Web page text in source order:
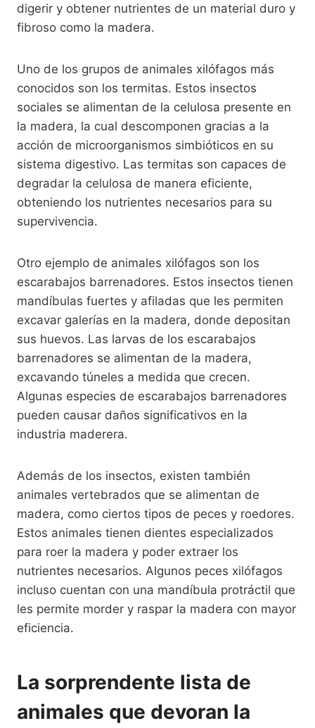
digerir y obtener nutrientes de un material duro y
fibroso como la madera.
Uno de los grupos de animales xilófagos más
conocidos son los termitas. Estos insectos
sociales se alimentan de la celulosa presente en
la madera, la cual descomponen gracias a la
acción de microorganismos simbióticos en su
sistema digestivo. Las termitas son capaces de
degradar la celulosa de manera eficiente,
obteniendo los nutrientes necesarios para su
supervivencia.
Otro ejemplo de animales xilófagos son los
escarabajos barrenadores. Estos insectos tienen
mandíbulas fuertes y afiladas que les permiten
excavar galerías en la madera, donde depositan
sus huevos. Las larvas de los escarabajos
barrenadores se alimentan de la madera,
excavando túneles a medida que crecen.
Algunas especies de escarabajos barrenadores
pueden causar daños significativos en la
industria maderera.
Además de los insectos, existen también
animales vertebrados que se alimentan de
madera, como ciertos tipos de peces y roedores.
Estos animales tienen dientes especializados
para roer la madera y poder extraer los
nutrientes necesarios. Algunos peces xilófagos
incluso cuentan con una mandíbula protráctil que
les permite morder y raspar la madera con mayor
eficiencia.
La sorprendente lista de
animales que devoran la